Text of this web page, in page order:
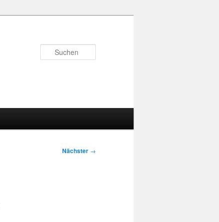
Nächster →